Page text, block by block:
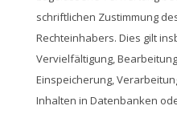
schriftlichen Zustimmung
Rechteinhabers. Dies gilt
Vervielfältigung,
Einspeicherung,
Inhalten in Datenbanken